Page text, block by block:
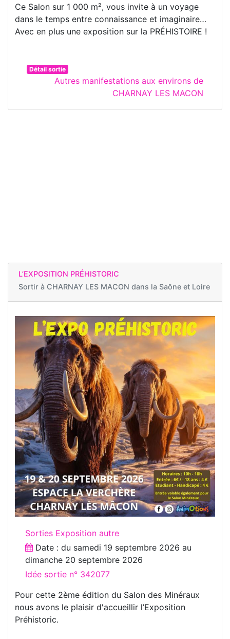
Ce Salon sur 1 000 m², vous invite à un voyage
dans le temps entre connaissance et imaginaire…
Avec en plus une exposition sur la PRÉHISTOIRE !
Détail sortie
Autres manifestations aux environs de
CHARNAY LES MACON
L’EXPOSITION PRÉHISTORIC
Sortir à CHARNAY LES MACON dans la Saône et Loire
Sorties Exposition autre
Date : du samedi 19 septembre 2026 au
dimanche 20 septembre 2026
Idée sortie n° 342077
Pour cette 2ème édition du Salon des Minéraux
nous avons le plaisir d'accueillir l’Exposition
Préhistoric.